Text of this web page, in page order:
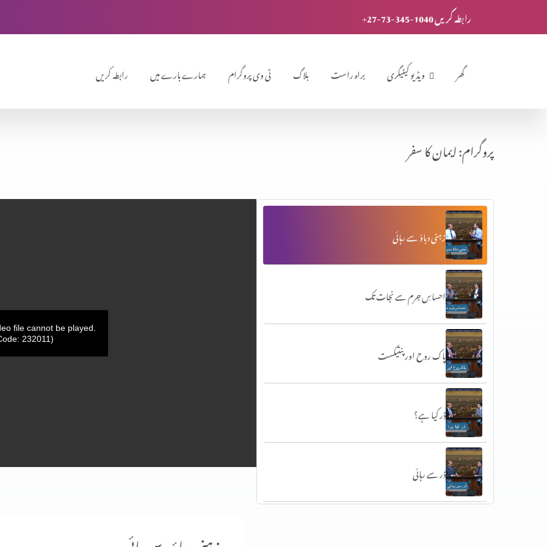
+27-73-345-1040 رابطہ کریں
رابطہ کریں ہمارے بارے میں ٹی وی پروگرام بلاگ براہ راست ویڈیو کیٹیگری گھر
پروگرام: ایمان کا سفر
file cannot be played.
232011)
زہنی دباؤ سے رہائی
احساسِ جرم سے نجات تک
پاک روح اور پنتیکست
ڈر کیا ہے؟
ڈر سے رہائی